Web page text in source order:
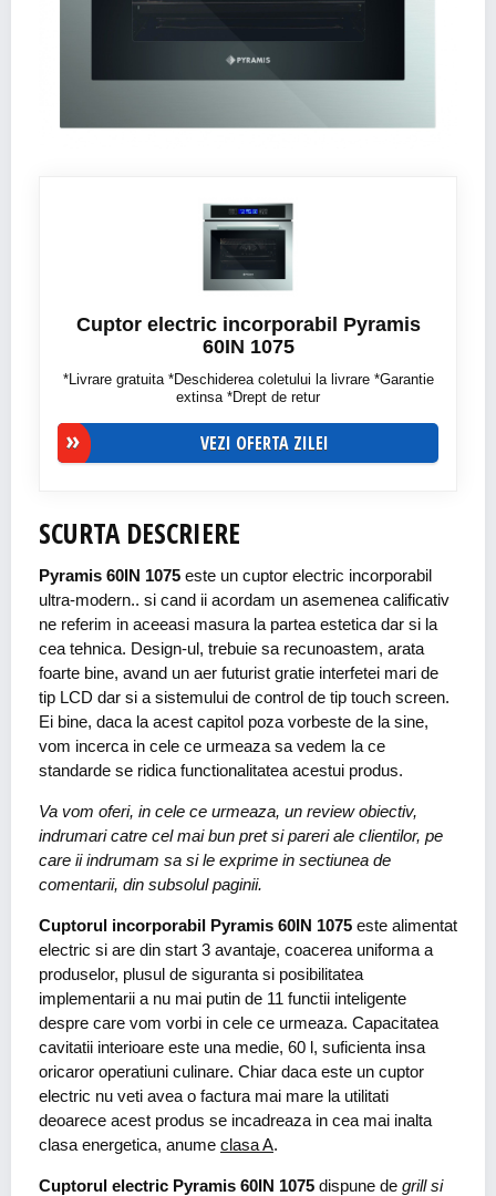
Cuptor electric incorporabil Pyramis
60IN 1075
*Livrare gratuita *Deschiderea coletului la livrare *Garantie
extinsa *Drept de retur
VEZI OFERTA ZILEI
SCURTA DESCRIERE
Pyramis 60IN 1075 este un cuptor electric incorporabil
ultra-modern.. si cand ii acordam un asemenea calificativ
ne referim in aceeasi masura la partea estetica dar si la
cea tehnica. Design-ul, trebuie sa recunoastem, arata
foarte bine, avand un aer futurist gratie interfetei mari de
tip LCD dar si a sistemului de control de tip touch screen.
Ei bine, daca la acest capitol poza vorbeste de la sine,
vom incerca in cele ce urmeaza sa vedem la ce
standarde se ridica functionalitatea acestui produs.
Va vom oferi, in cele ce urmeaza, un review obiectiv,
indrumari catre cel mai bun pret si pareri ale clientilor, pe
care ii indrumam sa si le exprime in sectiunea de
comentarii, din subsolul paginii.
Cuptorul incorporabil Pyramis 60IN 1075 este alimentat
electric si are din start 3 avantaje, coacerea uniforma a
produselor, plusul de siguranta si posibilitatea
implementarii a nu mai putin de 11 functii inteligente
despre care vom vorbi in cele ce urmeaza. Capacitatea
cavitatii interioare este una medie, 60 l, suficienta insa
oricaror operatiuni culinare. Chiar daca este un cuptor
electric nu veti avea o factura mai mare la utilitati
deoarece acest produs se incadreaza in cea mai inalta
clasa energetica, anume clasa A.
Cuptorul electric Pyramis 60IN 1075 dispune de grill si